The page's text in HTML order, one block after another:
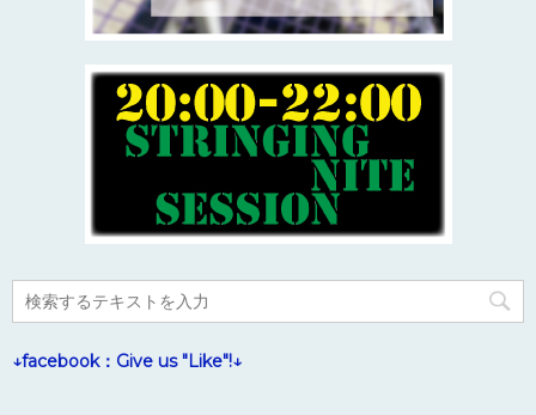
↓facebook：Give us "Like"!↓